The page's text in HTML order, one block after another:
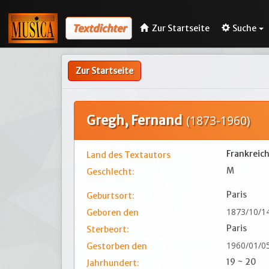
Textdichter Zur Startseite Suche
Zur Startseite
Gregh, Fernand (1873-1960)
Land des Textautors
Frankreich
Geschlecht:
M
Geburtsort:
Paris
Geboren den
1873/10/
Sterbeort:
Paris
Gestorben den
1960/01/
Jahrhundert: 19 ~ 20